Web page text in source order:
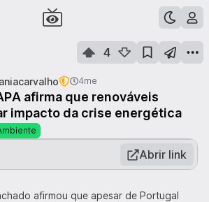
4
4me
afirma que renováveis
impacto da crise energética
Abrir link
afirmou que apesar de Portugal